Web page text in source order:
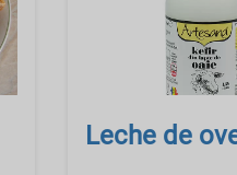
Leche de